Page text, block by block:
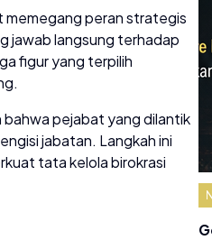
memegang peran strategis
jawab langsung terhadap
figur yang terpilih
pejabat yang dilantik
jabatan. Langkah ini
tata kelola birokrasi